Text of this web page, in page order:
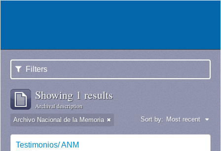
Filters
Showing 1 results
Archival description
Archivo Nacional de la Memoria Sort by: Most recent
Testimonios/ ANM